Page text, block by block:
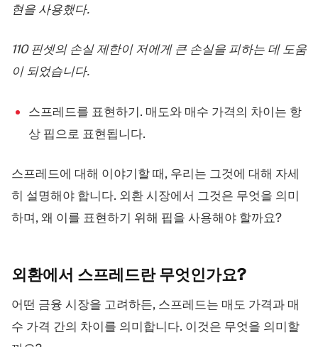
현을 사용했다.
110 핀셋의 손실 제한이 저에게 큰 손실을 피하는 데 도움
이 되었습니다.
스프레드를 표현하기. 매도와 매수 가격의 차이는 항
상 핍으로 표현됩니다.
스프레드에 대해 이야기할 때, 우리는 그것에 대해 자세
히 설명해야 합니다. 외환 시장에서 그것은 무엇을 의미
하며, 왜 이를 표현하기 위해 핍을 사용해야 할까요?
외환에서 스프레드란무엇인가요?
어떤 금융 시장을 고려하든, 스프레드는 매도 가격과 매
수 가격 간의 차이를 의미합니다. 이것은 무엇을 의미할